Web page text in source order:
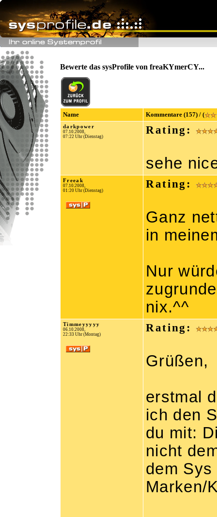
Bewerte das sysProfile von freaKYmerCY...
Name Kommentare (157) / (
darkpower
07.10.2008,
07:22 Uhr (Dienstag)
Rating:
sehe
Freeak
07.10.2008,
01:20 Uhr (Dienstag)
Rating:
Ganz
in
Nur
nix.^^
Timmeyyyyy
06.10.2008,
22:33 Uhr (Montag)
Rating:
Grüßen,
erstmal
ich den
du mit:
nicht
dem
Marken/